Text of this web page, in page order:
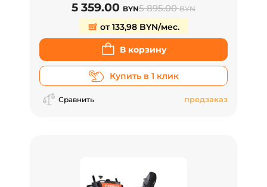
5 359.00 BYN5 895.00BYN
от 133,98 BYN/мес.
В корзину
Купить в 1 клик
Сравнить предзаказ